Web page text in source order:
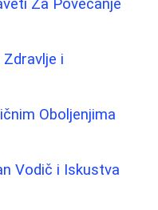
Za Povećanje
i
Oboljenjima
Vodič i Iskustva